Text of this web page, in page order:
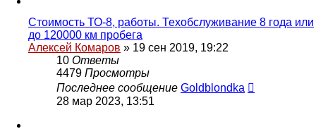
Стоимость ТО-8, работы. Техобслуживание 8 года или
до 120000 км пробега
Алексей Комаров » 19 сен 2019, 19:22
10 Ответы
4479 Просмотры
Последнее сообщение Goldblondka
28 мар 2023, 13:51